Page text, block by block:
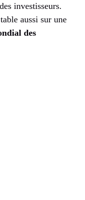
investisseurs.
aussi sur une
des